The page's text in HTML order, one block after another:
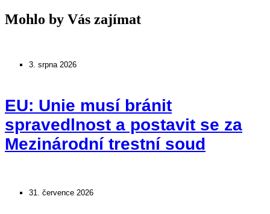
Mohlo by Vás zajímat
3. srpna 2026
EU: Unie musí bránit
spravedlnost a postavit se za
Mezinárodní trestní soud
31. července 2026